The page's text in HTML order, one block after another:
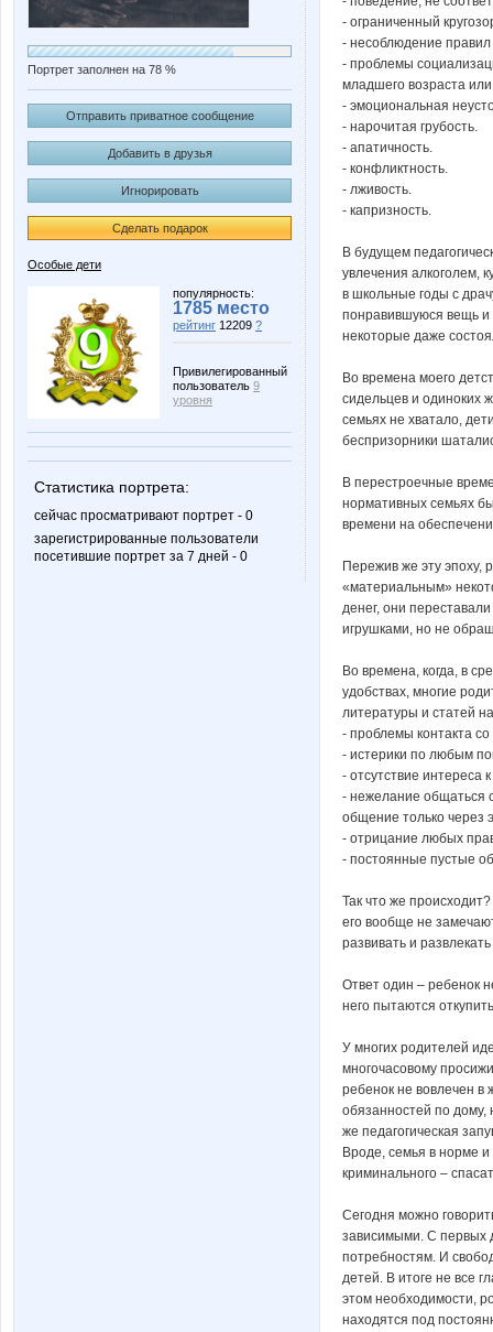
Портрет заполнен на 78 %
Отправить приватное сообщение
Добавить в друзья
Игнорировать
Сделать подарок
Особые дети
популярность:
1785 место
рейтинг 12209 ?
Привилегированный
пользователь 9
уровня
Статистика портрета:
сейчас просматривают портрет - 0
зарегистрированные пользователи
посетившие портрет за 7 дней - 0
- ограниченный
- несоблюдение
- проблемы
младшего возраста
- эмоциональная
- нарочитая грубость.
- апатичность.
- конфликтность.
- лживость.
- капризность.
В будущем
увлечения алкоголем,
в школьные годы с
понравившуюся вещь и
некоторые даже
Во времена моего
сидельцев и одиноких
семьях не хватало,
беспризорники
В перестроечные
нормативных семьях
времени на
Пережив же эту эпоху,
«материальным»
денег, они
игрушками, но не
Во времена, когда, в
удобствах, многие
литературы и статей
- проблемы контакта со
- истерики по любым
- отсутствие интереса
- нежелание общаться
общение только через
- отрицание любых
- постоянные пустые
Так что же
его вообще не
развивать и
Ответ один – ребенок
него пытаются
У многих родителей
многочасовому
ребенок не вовлечен в
обязанностей по дому,
же педагогическая
Вроде, семья в норме и
криминального –
Сегодня можно
зависимыми. С первых
потребностям. И
детей. В итоге не все
этом необходимости,
находятся под